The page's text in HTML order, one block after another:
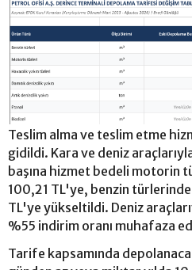
Teslim alma ve teslim etme
gidildi. Kara ve deniz
başına hizmet bedeli motorin
100,21 TL'ye, benzin
TL'ye yükseltildi. Deniz
%55 indirim oranı muhafaza
Tarife kapsamında